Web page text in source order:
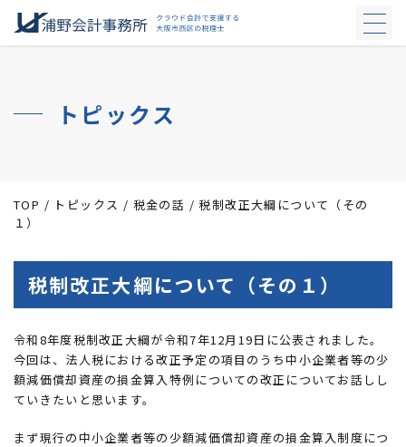
年一決算
クラウド会計の必要性
料金表
事業所概要
採用情報
トピックス
TOP / トピックス / 税金の話 /税制改正大綱について（その
１）
税制改正大綱について（その１）
令和8年度税制改正大綱が令和7年12月19日に公表されました。
今回は、法人税における改正予定の項目のうち中小企業者等の少
額減価償却資産の損金算入特例についての改正についてお話しし
ていきたいと思います。
まず現行の中小企業者等の少額減価償却資産の損金算入制度につ